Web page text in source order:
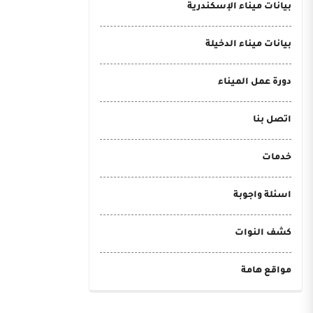
بيانات ميناء الإسكندرية
بيانات ميناء الدخيلة
دورة عمل الميناء
اتصل بنا
خدمات
اسئلة واجوبة
كشف النوات
مواقع هامة